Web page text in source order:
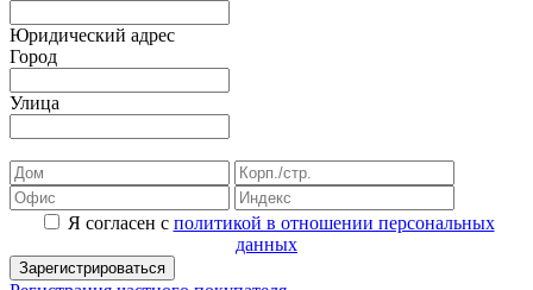
Юридический адрес
Город
Улица
Я согласен с политикой в отношении персональных
данных
Зарегистрироваться